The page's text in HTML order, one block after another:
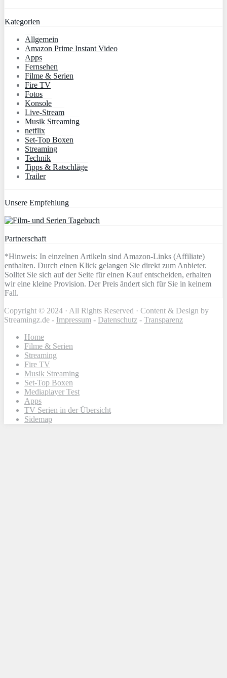
Kategorien
Allgemein
Amazon Prime Instant Video
Apps
Fernsehen
Filme & Serien
Fire TV
Fotos
Konsole
Live-Stream
Musik Streaming
netflix
Set-Top Boxen
Streaming
Technik
Tipps & Ratschläge
Trailer
Unsere Empfehlung
Partnerschaft
*Hinweis: In einzelnen Artikeln sind Amazon-Links (Affiliate)
enthalten. Durch einen Klick gelangen Sie direkt zum Anbieter.
Solltet Sie sich auf der Seite für einen Kauf entscheiden, erhalten
wir eine kleine Provision. Der Preis ändert sich für Sie in keinem
Fall.
Copyright © 2024 · All Rights Reserved · Content & Design by
Streamingz.de - Impressum - Datenschutz - Transparenz
Home
Filme & Serien
Streaming
Fire TV
Musik Streaming
Set-Top Boxen
Mediaplayer Test
Apps
TV Serien in der Übersicht
Sidemap